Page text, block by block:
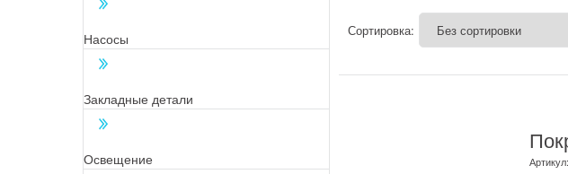
Насосы
Закладные детали
Освещение
Сортировка:
Артикул: